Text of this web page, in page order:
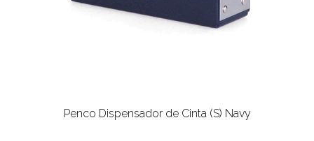
Penco Dispensador de Cinta (S) Navy